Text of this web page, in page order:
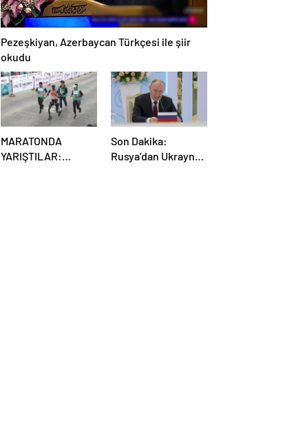
Pezeşkiyan, Azerbaycan Türkçesi ile şiir
okudu
MARATONDA
YARIŞTILAR:
Son Dakika:
Rusya’dan Ukrayna